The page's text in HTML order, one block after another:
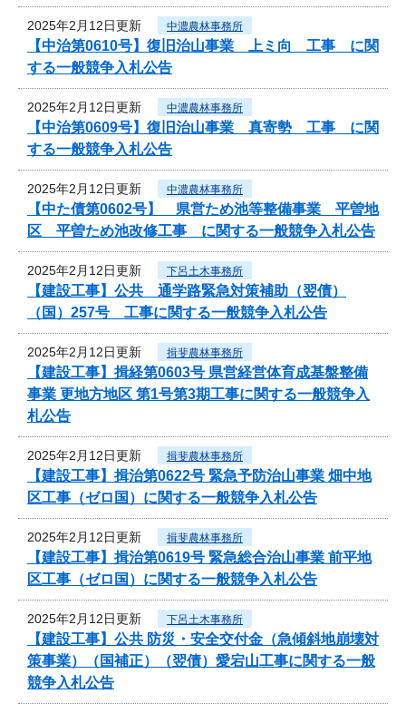
2025年2月12日更新 中濃農林事務所
【中治第0610号】復旧治山事業 上ミ向 工事 に関
する一般競争入札公告
2025年2月12日更新 中濃農林事務所
【中治第0609号】復旧治山事業 真寄勢 工事 に関
する一般競争入札公告
2025年2月12日更新 中濃農林事務所
【中た債第0602号】 県営ため池等整備事業 平曽地
区 平曽ため池改修工事 に関する一般競争入札公告
2025年2月12日更新 下呂土木事務所
【建設工事】公共 通学路緊急対策補助（翌債）
（国）257号 工事に関する一般競争入札公告
2025年2月12日更新 揖斐農林事務所
【建設工事】揖経第0603号 県営経営体育成基盤整備
事業 更地方地区 第1号第3期工事に関する一般競争入
札公告
2025年2月12日更新 揖斐農林事務所
【建設工事】揖治第0622号 緊急予防治山事業 畑中地
区工事（ゼロ国）に関する一般競争入札公告
2025年2月12日更新 揖斐農林事務所
【建設工事】揖治第0619号 緊急総合治山事業 前平地
区工事（ゼロ国）に関する一般競争入札公告
2025年2月12日更新 下呂土木事務所
【建設工事】公共 防災・安全交付金（急傾斜地崩壊対
策事業）（国補正）（翌債）愛宕山工事に関する一般
競争入札公告